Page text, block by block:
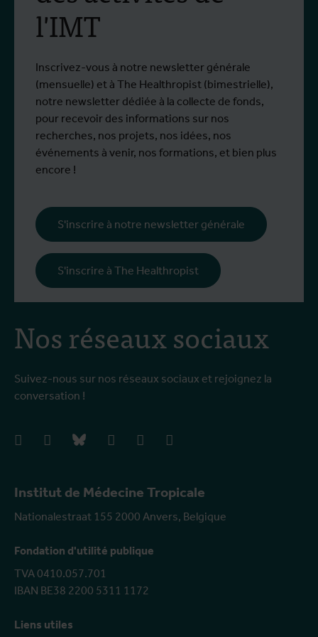
virus du Nil occidental
Du 6 au 17 juillet 2026, Stien Vereecken et
de l'Unité d'Entomologie `à l'IMT, ont
participé à un programme de formation
spécialisé chez Ecodevelopment, en
Grèce, grâce au soutien d'une bourse de
mobilité Erasmus+.
Institut de Médecine Tropicale
Nationalestraat 155 2000 Anvers, Belgique
Fondation d'utilité publique
TVA 0410.057.701
IBAN BE38 2200 5311 1172
Liens utiles
Nos réseaux sociaux
Suivez-nous sur nos réseaux sociaux et rejoignez la
conversation !
facebookinstagrambluesky linkedIn youtube
l'IMT
Inscrivez-vous à notre newsletter générale
(mensuelle) et à The Healthropist (bimestrielle),
notre newsletter dédiée à la collecte de fonds,
pour recevoir des informations sur nos
recherches, nos projets, nos idées, nos
événements à venir, nos formations, et bien plus
encore !
S'inscrire à notre newsletter générale
S'inscrire à The Healthropist